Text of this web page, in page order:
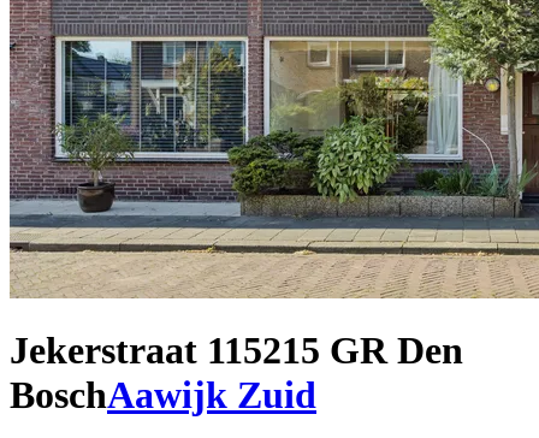
Jekerstraat 115215 GR Den
BoschAawijk Zuid